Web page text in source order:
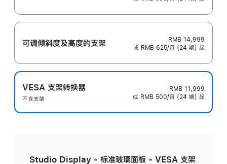
可调倾斜度及高‍度的支‍架
RMB 14,999
或 RMB 625/月 (24 期) 起
VESA 支架转换器
不含支架
RMB 11,999
或 RMB 500/月 (24 期) 起
Studio Display - 标准玻璃面板 - VESA 支架